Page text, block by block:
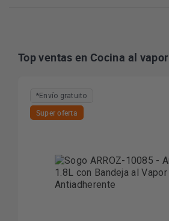
Top ventas en Cocina al vapor
*Envío gratuito
Super oferta